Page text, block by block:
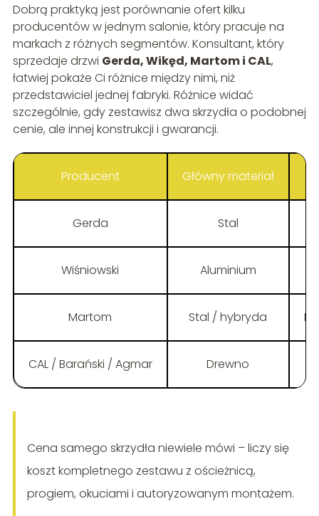
Dobrą praktyką jest porównanie ofert kilku
producentów w jednym salonie, który pracuje na
markach z różnych segmentów. Konsultant, który
sprzedaje drzwi Gerda, Wikęd, Martom i CAL,
łatwiej pokaże Ci różnice między nimi, niż
przedstawiciel jednej fabryki. Różnice widać
szczególnie, gdy zestawisz dwa skrzydła o podobnej
cenie, ale innej konstrukcji i gwarancji.
Producent Główny materiał
Gerda Stal
Wiśniowski Aluminium
Martom Stal / hybryda
CAL / Barański / Agmar Drewno
Cena samego skrzydła niewiele mówi – liczy się
koszt kompletnego zestawu z ościeżnicą,
progiem, okuciami i autoryzowanym montażem.